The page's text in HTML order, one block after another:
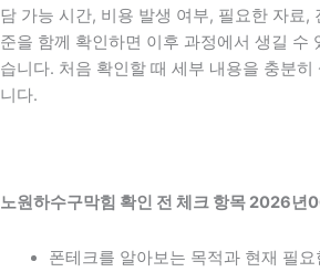
담 가능 시간, 비용 발생 여부, 필요한 자료,
준을 함께 확인하면 이후 과정에서 생길 수
습니다. 처음 확인할 때 세부 내용을 충분히
니다.
노원하수구막힘 확인 전 체크 항목 2026
폰테크를 알아보는 목적과 현재 필요